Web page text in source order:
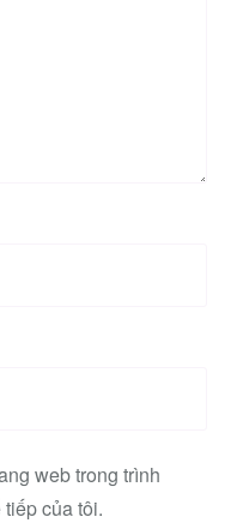
web trong trình
của tôi.